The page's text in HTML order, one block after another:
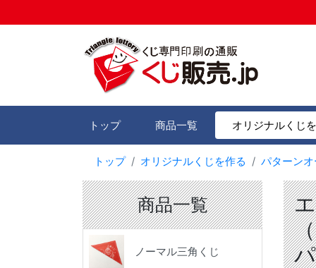
トップ 商品一覧 オリジナルくじ
トップ オリジナルくじを作る パターンオ
商品一覧
ノーマル三角くじ